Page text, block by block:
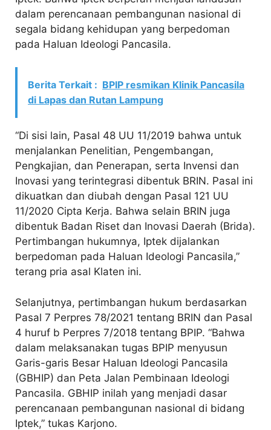
dalam perencanaan pembangunan nasional di
segala bidang kehidupan yang berpedoman
pada Haluan Ideologi Pancasila.
Berita Terkait : BPIP resmikan Klinik Pancasila
di Lapas dan Rutan Lampung
“Di sisi lain, Pasal 48 UU 11/2019 bahwa untuk
menjalankan Penelitian, Pengembangan,
Pengkajian, dan Penerapan, serta Invensi dan
Inovasi yang terintegrasi dibentuk BRIN. Pasal ini
dikuatkan dan diubah dengan Pasal 121 UU
11/2020 Cipta Kerja. Bahwa selain BRIN juga
dibentuk Badan Riset dan Inovasi Daerah (Brida).
Pertimbangan hukumnya, Iptek dijalankan
berpedoman pada Haluan Ideologi Pancasila,”
terang pria asal Klaten ini.
Selanjutnya, pertimbangan hukum berdasarkan
Pasal 7 Perpres 78/2021 tentang BRIN dan Pasal
4 huruf b Perpres 7/2018 tentang BPIP. “Bahwa
dalam melaksanakan tugas BPIP menyusun
Garis-garis Besar Haluan Ideologi Pancasila
(GBHIP) dan Peta Jalan Pembinaan Ideologi
Pancasila. GBHIP inilah yang menjadi dasar
perencanaan pembangunan nasional di bidang
Iptek,” tukas Karjono.